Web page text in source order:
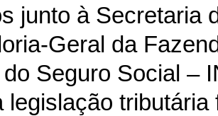
junto à Secretaria
Geral da
Seguro Social –
legislação tributária